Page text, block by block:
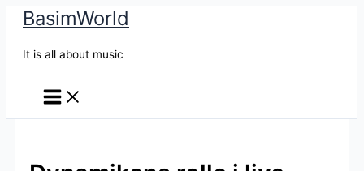
BasimWorld
It is all about music